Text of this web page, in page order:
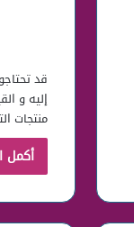
إليه و
منتجات
أكمل